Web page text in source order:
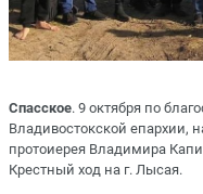
Спасское. 9 октября по
Владивостокской епархии,
протоиерея Владимира
Крестный ход на г. Лысая.